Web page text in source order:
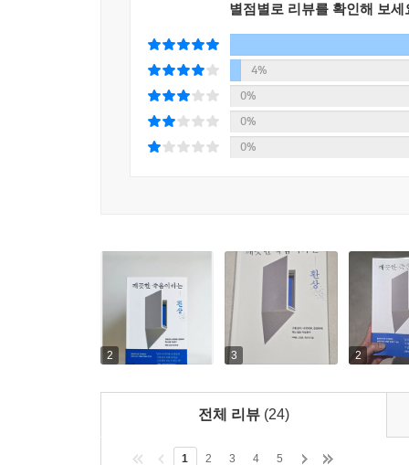
전제로 한다. 그러나 그 논리의 출발점은 분명히
단에 달려 있다. 환자는 연민의 대상이며, 자신의
아니라, 자기결정권에 근거해 삶의 종료를 선택하
잭 케보키언의 사례는 안락사와 의사조력임종이
채 생명을 종결시키는 결과로 이어질 수 있음을
디그니타스에서 사망한 이들의 국적별 분포를 보
14퍼센트(453명), 스위스인 7퍼센트(215명)를 모
을 두고‘죽음 관광’이나 ‘원정 자살’이라며 비판을
--- p.224
‘어떻게 죽을 것인가’는 결국 ‘어떻게 살 것인가’
나 가장 힘없는 이들에게 그 값을 치르게 해왔다.
습이다. 좋은 죽음은 좋은 삶 위에서만 가능하다.
안락사를 합법화하기까지, 네덜란드는 30년에
1995년 요코하마 판결을 통해 세계 최초로 안락
일본은 그렇지 않았는가. 이 책은 그 차이가 단
보여준다. 캐나다는 2016년 의료조력임종법을
미국에서는 자살 기계를 발명한 잭 케보키언의
존엄사가 합법화되었는데, 책은 그 과정을 소상
스위스가 어떻게 현재의 모습에 이르게 됐는지
그것이 정말 우리가 추구해야 할 죽음의 모습인가
부모가 중환자실에 누워 계셔 연명의료 여부
조력임종은 그 순간과 이미 연결되어 있다. 나
무엇인지 먼저 제대로 알아야 하지 않을까? 여론
세계는 어떤 대가를 치르며 이 길을 걸어왔는지
책 말미의 대담에서 저자들은 ‘조력임종법’ 도
별점별로 리뷰를 확인해 보세
4%
0%
0%